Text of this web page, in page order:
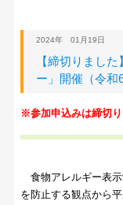
2024年 01月19日
【締切りまし
ー」開催（令和
※参加申込みは締切り
食物アレルギー表示
を防止する観点から